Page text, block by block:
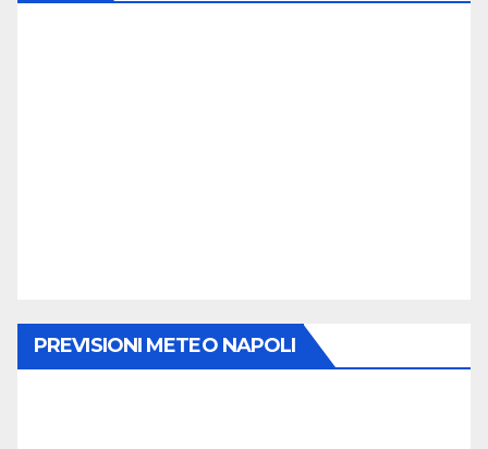
PREVISIONI METEO NAPOLI